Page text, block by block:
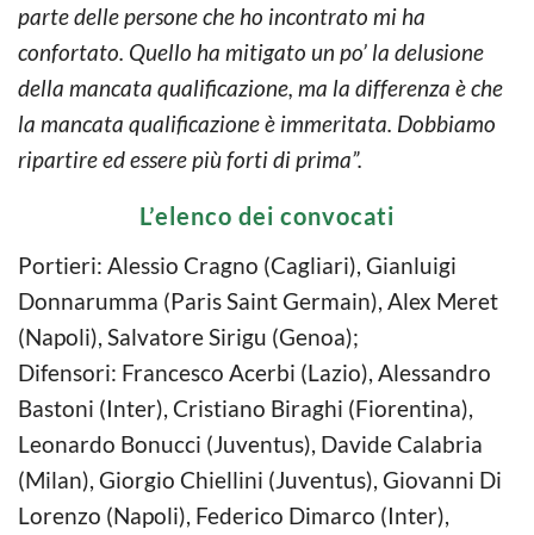
parte delle persone che ho incontrato mi ha
confortato. Quello ha mitigato un po’ la delusione
della mancata qualificazione, ma la differenza è che
la mancata qualificazione è immeritata. Dobbiamo
ripartire ed essere più forti di prima”.
L’elenco dei convocati
Portieri: Alessio Cragno (Cagliari), Gianluigi
Donnarumma (Paris Saint Germain), Alex Meret
(Napoli), Salvatore Sirigu (Genoa);
Difensori: Francesco Acerbi (Lazio), Alessandro
Bastoni (Inter), Cristiano Biraghi (Fiorentina),
Leonardo Bonucci (Juventus), Davide Calabria
(Milan), Giorgio Chiellini (Juventus), Giovanni Di
Lorenzo (Napoli), Federico Dimarco (Inter),